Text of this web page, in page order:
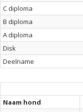
C diploma
B diploma
A diploma
Disk
Deelname
Naam hond